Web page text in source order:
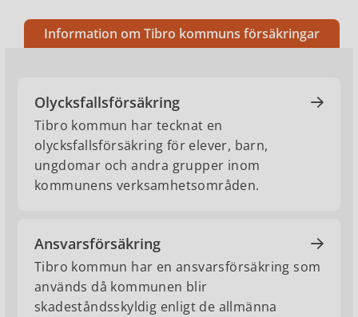
Information om Tibro kommuns försäkringar
Olycksfallsförsäkring
Tibro kommun har tecknat en
olycksfallsförsäkring för elever, barn,
ungdomar och andra grupper inom
kommunens verksamhetsområden.
Ansvarsförsäkring
Tibro kommun har en ansvarsförsäkring som
används då kommunen blir
skadeståndsskyldig enligt de allmänna